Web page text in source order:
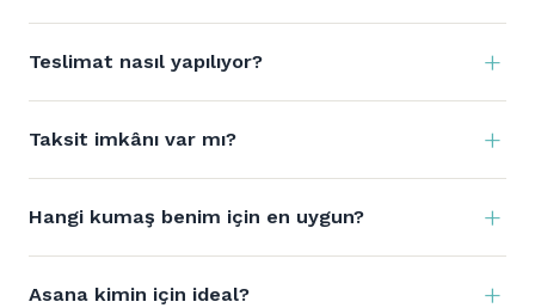
Teslimat nasıl yapılıyor?
Taksit imkânı var mı?
Hangi kumaş benim için en uygun?
Asana kimin için ideal?